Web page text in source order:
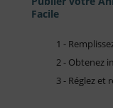
Facile
1 -
2 - Obtenez
3 - Réglez et